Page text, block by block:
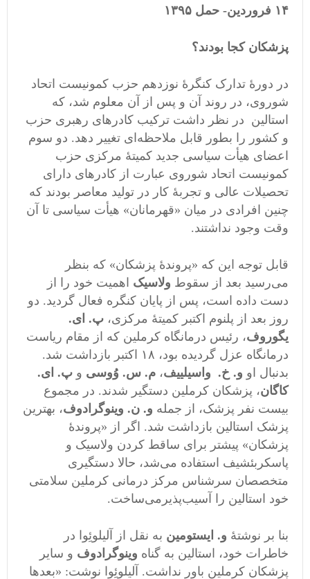
١۴ فروردین- حمل ١٣٩۵
پزشکان کجا بودند؟
در دورۀ تدارک کنگرۀ نوزدهم حزب کمونیست اتحاد
شوروی، در روند آن و پس از آن معلوم شد، که
استالین در نظر داشت ترکیب کادرهای رهبری حزب
و کشور را بطور قابل ملاحظه‌ای تغییر دهد. دو سوم
اعضای هیأت سیاسی جدید کمیتۀ مرکزی حزب
کمونیست اتحاد شوروی عبارت از کادرهای دارای
تحصیلات عالی و تجربۀ کار در تولید معاصر بودند که
چنین افرادی در میان «قهرمانان» هیأت سیاسی تا آن
وقت وجود نداشتند.
قابل توجه این که «پروندۀ پزشکان» که بنظر
می‌رسید بعد از سقوط ولاسیک اهمیت خود را از
دست داده است، پس از پایان کنگره فعال گردید. دو
روز بعد از پلنوم اکتبر کمیتۀ مرکزی، پ. ای.
یگوروف، رئیس درمانگاه کرملین که از مقام ریاست
درمانگاه عزل گردیده بود، ١٨ اکتبر بازداشت شد.
بدنبال او و. خ. واسیلییف، م. س. وُوسی و پ. ای.
کاگان، پزشکان کرملین دستگیر شدند. در مجموع
بیست نفر پزشک، از جمله و. ن. وینوگرادوف، بهترین
پزشک استالین بازداشت شد. اگر از «پروندۀ
پزشکان» پیشتر برای ساقط کردن ولاسیک و
پاسکربئشیف استفاده می‌شد، حالا دستگیری
متخصصان سرشناس مرکز درمانی کرملین سلامتی
خود استالین را آسیب‌پذیرمی‌ساخت.
بنا بر نوشتۀ و. ایستومین به نقل از آلیلوئِوا در
خاطرات خود، استالین به گناه وینوگرادوف و سایر
پزشکان کرملین باور نداشت. آلیلوئِوا نوشت: «بعدها